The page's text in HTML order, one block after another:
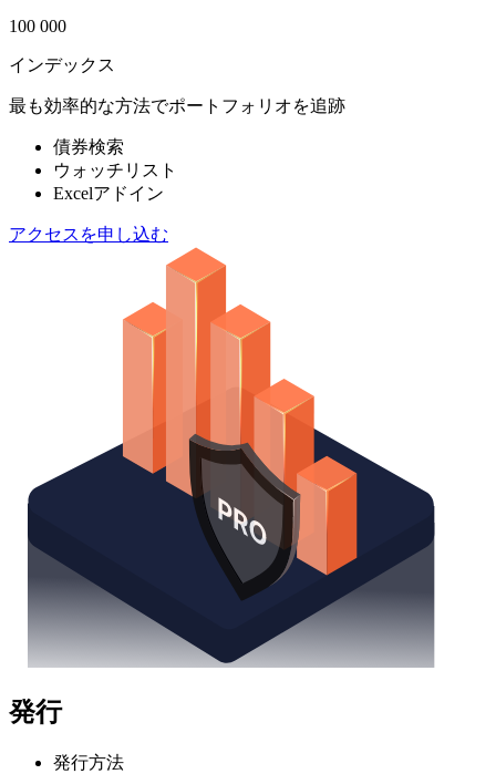
100 000
インデックス
最も効率的な方法でポートフォリオを追跡
債券検索
ウォッチリスト
Excelアドイン
アクセスを申し込む
発行
発行方法